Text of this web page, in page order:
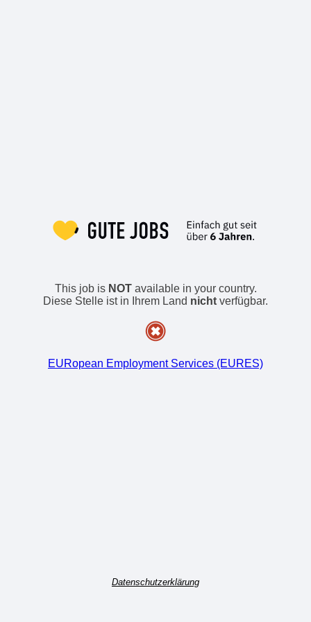
This job is NOTavailable in your country.
Diese Stelle ist in Ihrem Land nicht verfügbar.
EURopean Employment Services (EURES)
Datenschutzerklärung